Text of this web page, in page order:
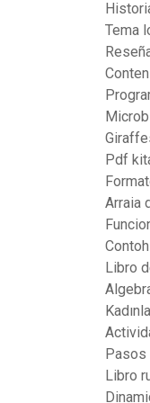
Tema
Pdf
Arraia
Libro
Pasos
Libro